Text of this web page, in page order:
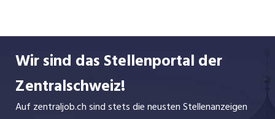
spezialisiert. Kommen Sie vorbei und überzeugen
Sie sich selbst.
Wir sind das Stellenportal der
Zentralschweiz!
Auf zentraljob.ch sind stets die neusten Stellenanzeigen